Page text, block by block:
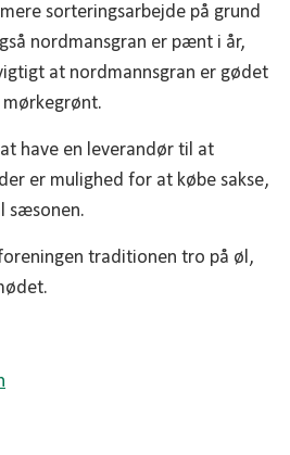
sorteringsarbejde på grund
nordmansgran er pænt i år,
at nordmannsgran er gødet
have en leverandør til at
er mulighed for at købe sakse,
sæsonen.
traditionen tro på øl,